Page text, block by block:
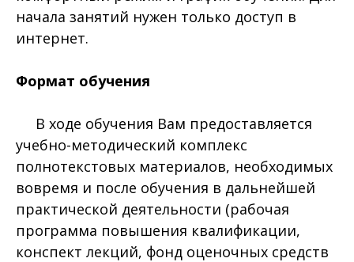
начала занятий нужен только доступ в
интернет.
Формат обучения
В ходе обучения Вам предоставляется
учебно-методический комплекс
полнотекстовых материалов, необходимых
вовремя и после обучения в дальнейшей
практической деятельности (рабочая
программа повышения квалификации,
конспект лекций, фонд оценочных средств